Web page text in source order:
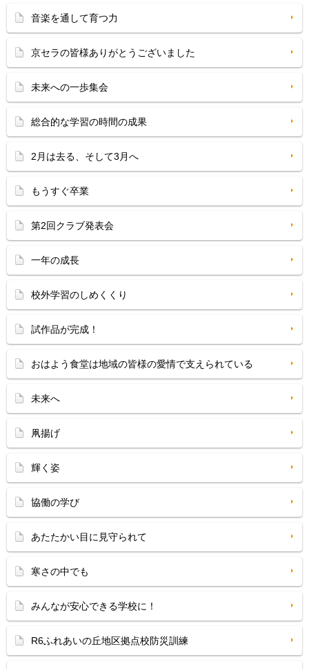
音楽を通して育つ力
京セラの皆様ありがとうございました
未来への一歩集会
総合的な学習の時間の成果
2月は去る、そして3月へ
もうすぐ卒業
第2回クラブ発表会
一年の成長
校外学習のしめくくり
試作品が完成！
おはよう食堂は地域の皆様の愛情で支えられている
未来へ
凧揚げ
輝く姿
協働の学び
あたたかい目に見守られて
寒さの中でも
みんなが安心できる学校に！
R6ふれあいの丘地区拠点校防災訓練